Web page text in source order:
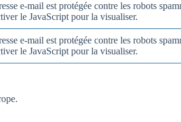
e-mail est protégée contre les robots
le JavaScript pour la visualiser.
e-mail est protégée contre les robots
le JavaScript pour la visualiser.